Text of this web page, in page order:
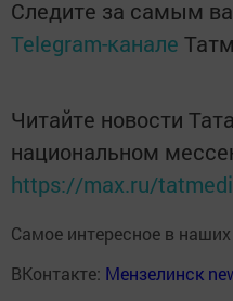
Следите за самым
Telegram-канале
Читайте новости
национальном
https://max.ru/
Самое интересное в
ВКонтакте: Мензелинск